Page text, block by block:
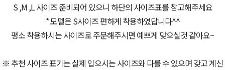
S ,M ,L 사이즈 준비되어 있으니 하단의 사이즈표를 참고해주세요
* 모델은 S사이즈 편하게 착용하였답니다^^
평소 착용하시는 사이즈로 주문해주시면 예쁘게 맞으실것 같아요~
※ 추천 사이즈 표기는 실제 입으시는 사이즈와 다를 수 있으며 갖고 계신